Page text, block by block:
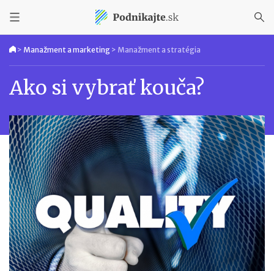
> Manažment a marketing > Manažment a stratégia
Ako si vybrať kouča?